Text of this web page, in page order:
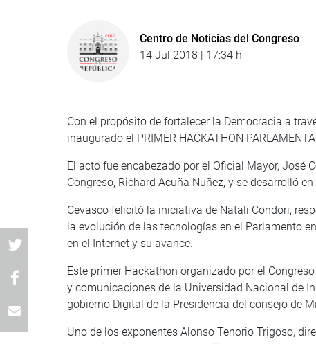
Centro de Noticias del Congreso
14 Jul 2018 | 17:34 h
Con el propósito de fortalecer la Democracia a
inaugurado el PRIMER HACKATHON
El acto fue encabezado por el Oficial Mayor, José
Congreso, Richard Acuña Nuñez, y se desarrolló
Cevasco felicitó la iniciativa de Natali Condori,
la evolución de las tecnologías en el Parlamento
en el Internet y su avance.
Este primer Hackathon organizado por el
y comunicaciones de la Universidad Nacional de
gobierno Digital de la Presidencia del consejo de
Uno de los exponentes Alonso Tenorio Trigoso,